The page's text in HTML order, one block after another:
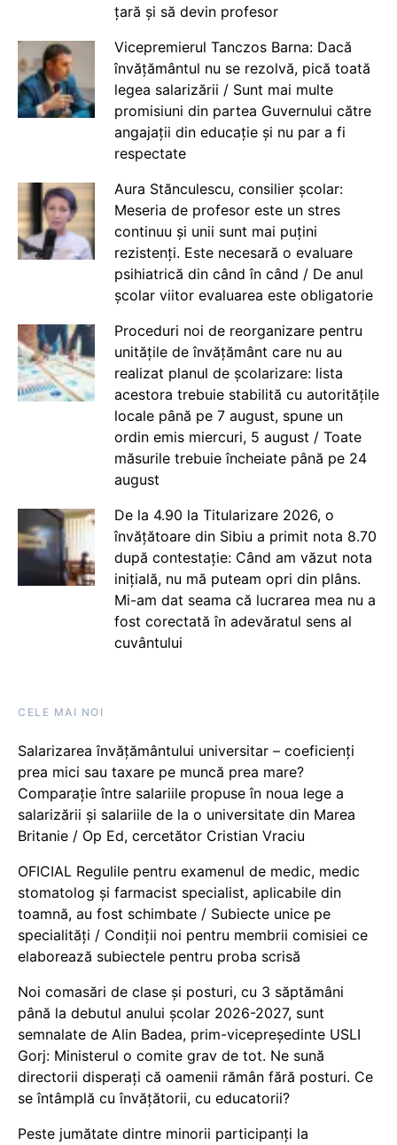
țară și să devin profesor
Vicepremierul Tanczos Barna: Dacă
învățământul nu se rezolvă, pică toată
legea salarizării / Sunt mai multe
promisiuni din partea Guvernului către
angajații din educație și nu par a fi
respectate
Aura Stănculescu, consilier școlar:
Meseria de profesor este un stres
continuu și unii sunt mai puțini
rezistenți. Este necesară o evaluare
psihiatrică din când în când / De anul
școlar viitor evaluarea este obligatorie
Proceduri noi de reorganizare pentru
unitățile de învățământ care nu au
realizat planul de școlarizare: lista
acestora trebuie stabilită cu autoritățile
locale până pe 7 august, spune un
ordin emis miercuri, 5 august / Toate
măsurile trebuie încheiate până pe 24
august
De la 4.90 la Titularizare 2026, o
învățătoare din Sibiu a primit nota 8.70
după contestație: Când am văzut nota
inițială, nu mă puteam opri din plâns.
Mi-am dat seama că lucrarea mea nu a
fost corectată în adevăratul sens al
cuvântului
CELE MAI NOI
Salarizarea învățământului universitar – coeficienți
prea mici sau taxare pe muncă prea mare?
Comparație între salariile propuse în noua lege a
salarizării și salariile de la o universitate din Marea
Britanie / Op Ed, cercetător Cristian Vraciu
OFICIAL Regulile pentru examenul de medic, medic
stomatolog și farmacist specialist, aplicabile din
toamnă, au fost schimbate / Subiecte unice pe
specialități / Condiții noi pentru membrii comisiei ce
elaborează subiectele pentru proba scrisă
Noi comasări de clase și posturi, cu 3 săptămâni
până la debutul anului școlar 2026-2027, sunt
semnalate de Alin Badea, prim-vicepreședinte USLI
Gorj: Ministerul o comite grav de tot. Ne sună
directorii disperați că oamenii rămân fără posturi. Ce
se întâmplă cu învățătorii, cu educatorii?
Peste jumătate dintre minorii participanți la